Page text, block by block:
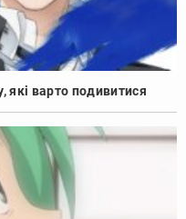
які варто подивитися